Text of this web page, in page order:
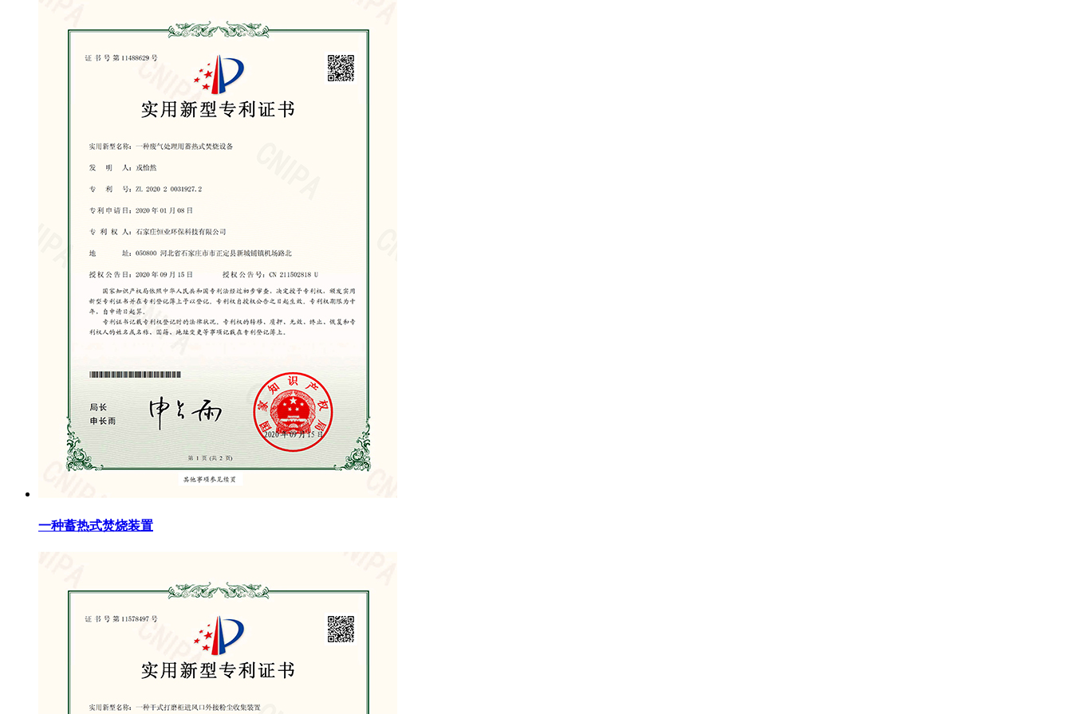
一种蓄热式焚烧装置